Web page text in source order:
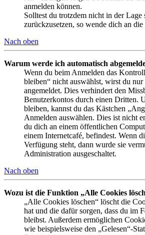
anmelden können.
Solltest du trotzdem nicht in der Lage
zurückzusetzen, so wende dich an
Nach oben
Warum werde ich automatisch
Wenn du beim Anmelden das
bleiben“ nicht auswählst, wirst du
angemeldet. Dies verhindert den
Benutzerkontos durch einen Dritten.
bleiben, kannst du das Kästchen
Anmelden auswählen. Dies ist nicht
du dich an einem öffentlichen
einem Internetcafé, befindest. Wenn
Verfügung steht, dann wurde sie
Administration ausgeschaltet.
Nach oben
Wozu ist die Funktion „Alle Cookies
„Alle Cookies löschen“ löscht die
hat und die dafür sorgen, dass du im
bleibst. Außerdem ermöglichen
wie beispielsweise den „Gelesen“-